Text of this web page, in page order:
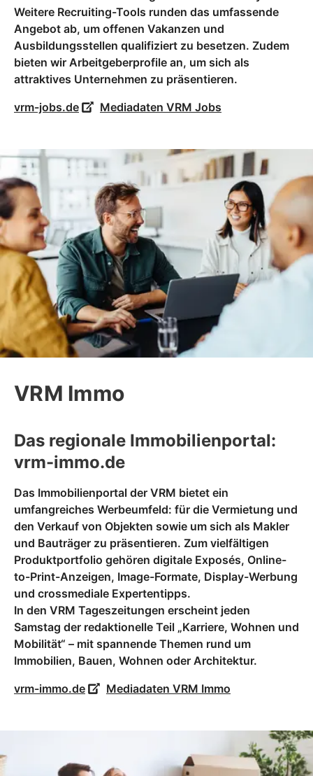
Weitere Recruiting-Tools runden das umfassende
Angebot ab, um offenen Vakanzen und
Ausbildungsstellen qualifiziert zu besetzen. Zudem
bieten wir Arbeitgeberprofile an, um sich als
attraktives Unternehmen zu präsentieren.
vrm-jobs.de
Mediadaten VRM Jobs
VRM Immo
Das regionale Immobilienportal:
vrm-immo.de
Das Immobilienportal der VRM bietet ein
umfangreiches Werbeumfeld: für die Vermietung und
den Verkauf von Objekten sowie um sich als Makler
und Bauträger zu präsentieren. Zum vielfältigen
Produktportfolio gehören digitale Exposés, Online-
to-Print-Anzeigen, Image-Formate, Display-Werbung
und crossmediale Expertentipps.
In den VRM Tageszeitungen erscheint jeden
Samstag der redaktionelle Teil „Karriere, Wohnen und
Mobilität“ – mit spannende Themen rund um
Immobilien, Bauen, Wohnen oder Architektur.
vrm-immo.de
Mediadaten VRM Immo